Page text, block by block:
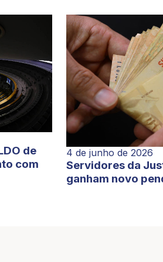
de
com
4 de junho de 2026
Servidores da
ganham novo